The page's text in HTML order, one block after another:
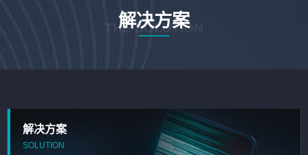
解决方案
THE SOLUTION
解决方案
SOLUTION